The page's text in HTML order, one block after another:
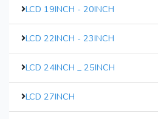
LCD 19INCH - 20INCH
LCD 22INCH - 23INCH
LCD 24INCH _ 25INCH
LCD 27INCH